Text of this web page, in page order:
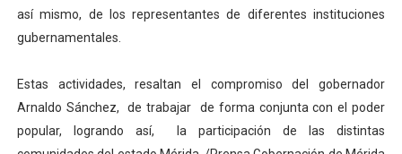
así mismo, de los representantes de diferentes instituciones
gubernamentales.
Estas actividades, resaltan el compromiso del gobernador
Arnaldo Sánchez, de trabajar de forma conjunta con el poder
popular, logrando así, la participación de las distintas